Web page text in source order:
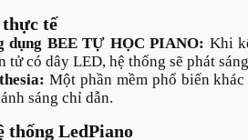
tế
dụng BEE TỰ HỌC PIANO: Khi
tử có dây LED, hệ thống sẽ phát
Một phần mềm phổ biến
sáng chỉ dẫn.
thống LedPiano